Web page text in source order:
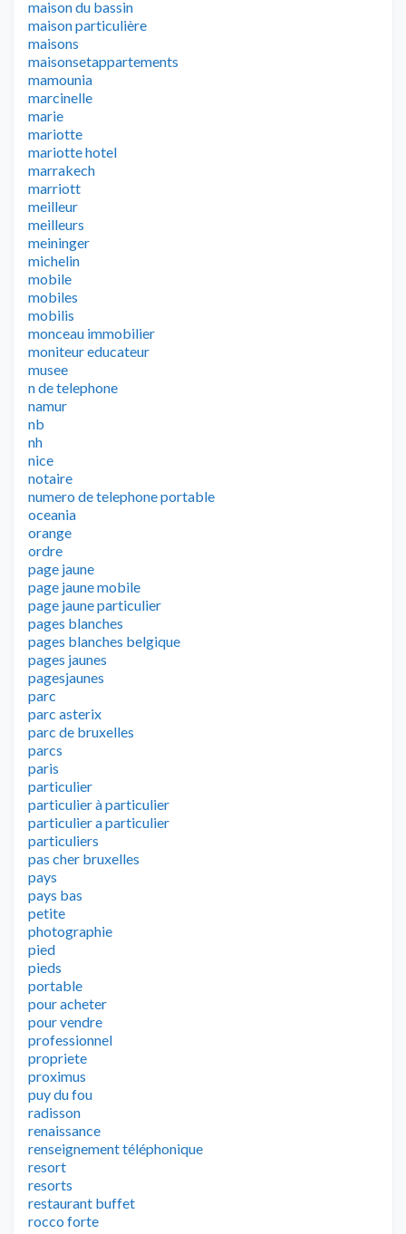
maison du bassin
maison particulière
maisons
maisonsetappartements
mamounia
marcinelle
marie
mariotte
mariotte hotel
marrakech
marriott
meilleur
meilleurs
meininger
michelin
mobile
mobiles
mobilis
monceau immobilier
moniteur educateur
musee
n de telephone
namur
nb
nh
nice
notaire
numero de telephone portable
oceania
orange
ordre
page jaune
page jaune mobile
page jaune particulier
pages blanches
pages blanches belgique
pages jaunes
pagesjaunes
parc
parc asterix
parc de bruxelles
parcs
paris
particulier
particulier à particulier
particulier a particulier
particuliers
pas cher bruxelles
pays
pays bas
petite
photographie
pied
pieds
portable
pour acheter
pour vendre
professionnel
propriete
proximus
puy du fou
radisson
renaissance
renseignement téléphonique
resort
resorts
restaurant buffet
rocco forte